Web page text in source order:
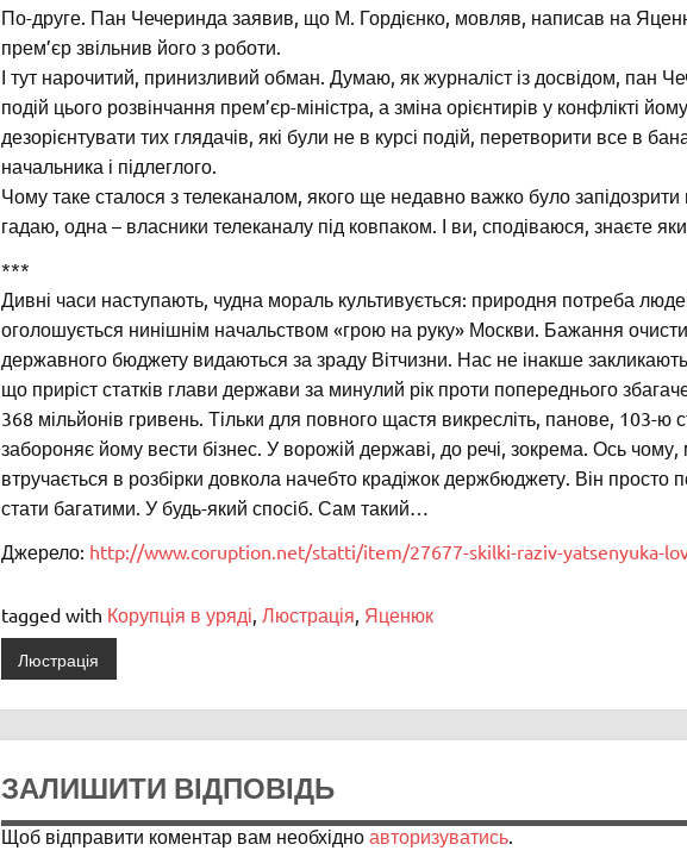
По-друге. Пан Чечеринда заявив, що М. Гордієнко, мовляв, написав на
прем’єр звільнив його з роботи.
І тут нарочитий, принизливий обман. Думаю, як журналіст із досвідом, пан
подій цього розвінчання прем’єр-міністра, а зміна орієнтирів у конфлікті
дезорієнтувати тих глядачів, які були не в курсі подій, перетворити все в
начальника і підлеглого.
Чому таке сталося з телеканалом, якого ще недавно важко було запідозрити в
гадаю, одна – власники телеканалу під ковпаком. І ви, сподіваюся, знаєте
***
Дивні часи наступають, чудна мораль культивується: природня потреба
оголошується нинішнім начальством «грою на руку» Москви. Бажання
державного бюджету видаються за зраду Вітчизни. Нас не інакше
що приріст статків глави держави за минулий рік проти попереднього
368 мільйонів гривень. Тільки для повного щастя викресліть, панове, 103-ю
забороняє йому вести бізнес. У ворожій державі, до речі, зокрема. Ось
втручається в розбірки довкола начебто крадіжок держбюджету. Він просто
стати багатими. У будь-який спосіб. Сам такий…
Джерело: http://www.coruption.net/statti/item/27677-skilki-raziv-yatsenyuka-
tagged with Корупція в уряді Люстрація Яценюк
Люстрація
ЗАЛИШИТИ ВІДПОВІДЬ
Щоб відправити коментар вам необхідно авторизуватись.